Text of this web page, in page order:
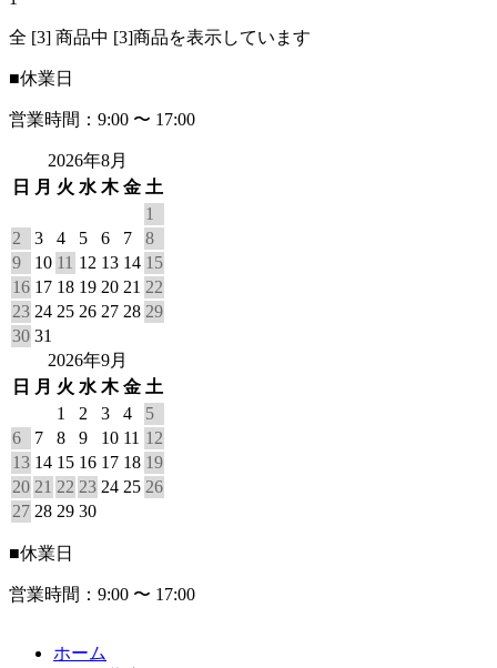
全 [3] 商品中 [3]商品を表示しています
■休業日
営業時間：9:00 〜 17:00
2026年8月
日
月 火 水 木 金 土
1
2
3 4 5 6 7
8
9
10 11 12 13 14 15
16 17 18 19 20 21 22
23 24 25 26 27 28 29
30 31
2026年9月
日
月 火 水 木 金 土
1
2 3 4
5
6
7 8 9 10 11 12
13 14 15 16 17 18 19
20 21 22 23 24 25 26
27 28 29 30
■休業日
営業時間：9:00 〜 17:00
ホーム